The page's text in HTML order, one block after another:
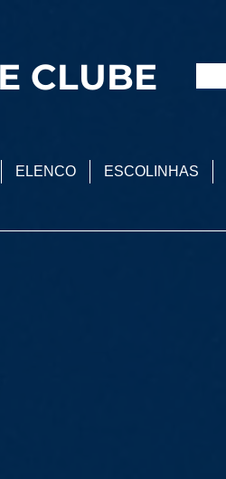
CLUBE
ELENCO ESCOLINHAS